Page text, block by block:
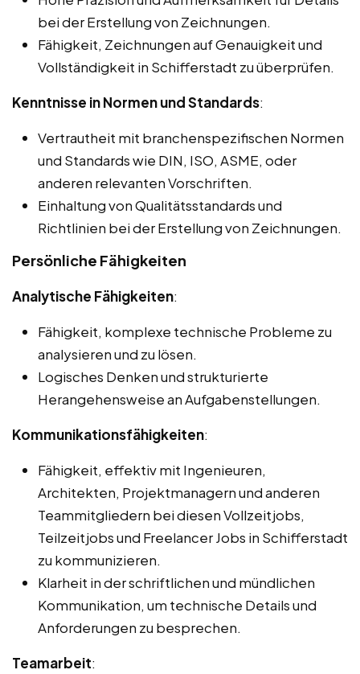
bei der Erstellung von Zeichnungen.
Fähigkeit, Zeichnungen auf Genauigkeit und
Vollständigkeit in Schifferstadt zu überprüfen.
Kenntnisse in Normen und Standards:
Vertrautheit mit branchenspezifischen Normen
und Standards wie DIN, ISO, ASME, oder
anderen relevanten Vorschriften.
Einhaltung von Qualitätsstandards und
Richtlinien bei der Erstellung von Zeichnungen.
Persönliche Fähigkeiten
Analytische Fähigkeiten:
Fähigkeit, komplexe technische Probleme zu
analysieren und zu lösen.
Logisches Denken und strukturierte
Herangehensweise an Aufgabenstellungen.
Kommunikationsfähigkeiten:
Fähigkeit, effektiv mit Ingenieuren,
Architekten, Projektmanagern und anderen
Teammitgliedern bei diesen Vollzeitjobs,
Teilzeitjobs und Freelancer Jobs in Schifferstadt
zu kommunizieren.
Klarheit in der schriftlichen und mündlichen
Kommunikation, um technische Details und
Anforderungen zu besprechen.
Teamarbeit: